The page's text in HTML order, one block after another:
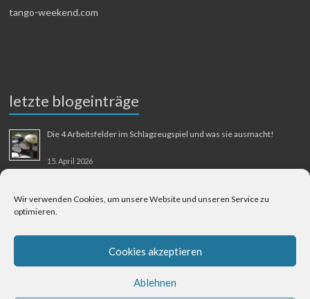
Wir verwenden Cookies, um unsere Website und unseren Service zu
optimieren.
Cookies akzeptieren
Ablehnen
tango-weekend.com
letzte blogeinträge
Die 4 Arbeitsfelder im Schlagzeugspiel und was sie ausmacht!
15. April 2026
31. August 2025
Berliner Flughafen Tegel – Berlin-Bangkok